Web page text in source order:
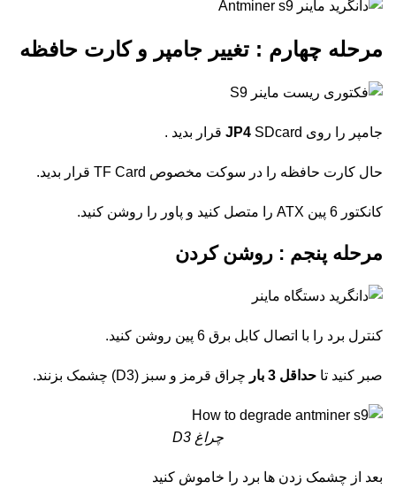
مرحله چهارم : تغییر جامپر و کارت حافظه
جامپر را روی JP4 SDcard قرار بدید .
حال کارت حافظه را در سوکت مخصوص TF Card قرار بدید.
کانکتور 6 پین ATX را متصل کنید و پاور را روشن کنید.
مرحله پنجم : روشن کردن
کنترل برد را با اتصال کابل برق 6 پین روشن کنید.
صبر کنید تا حداقل 3 بار چراق قرمز و سبز (D3) چشمک بزنند.
چراغ D3
بعد از چشمک زدن ها برد را خاموش کنید